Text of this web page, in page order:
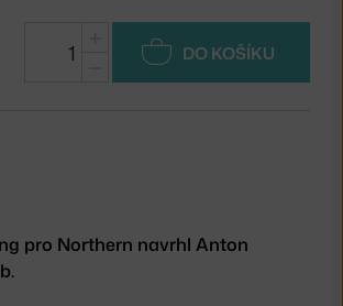
DO KOŠÍKU
pro Northern navrhl Anton